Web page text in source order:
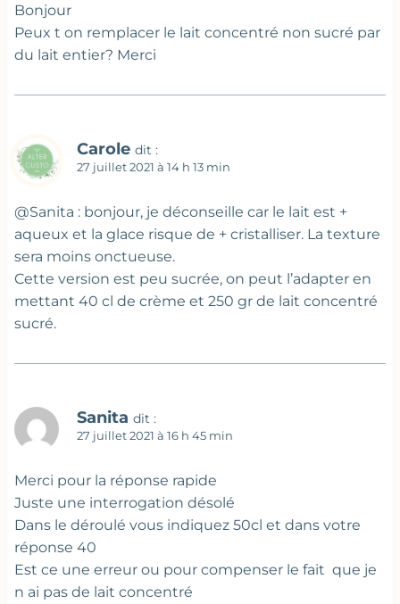
Bonjour
Peux t on remplacer le lait concentré non sucré par
du lait entier? Merci
Carole dit :
27 juillet 2021 à 14 h 13 min
@Sanita : bonjour, je déconseille car le lait est +
aqueux et la glace risque de + cristalliser. La texture
sera moins onctueuse.
Cette version est peu sucrée, on peut l’adapter en
mettant 40 cl de crème et 250 gr de lait concentré
sucré.
Sanita dit :
27 juillet 2021 à 16 h 45 min
Merci pour la réponse rapide
Juste une interrogation désolé
Dans le déroulé vous indiquez 50cl et dans votre
réponse 40
Est ce une erreur ou pour compenser le fait que je
n ai pas de lait concentré